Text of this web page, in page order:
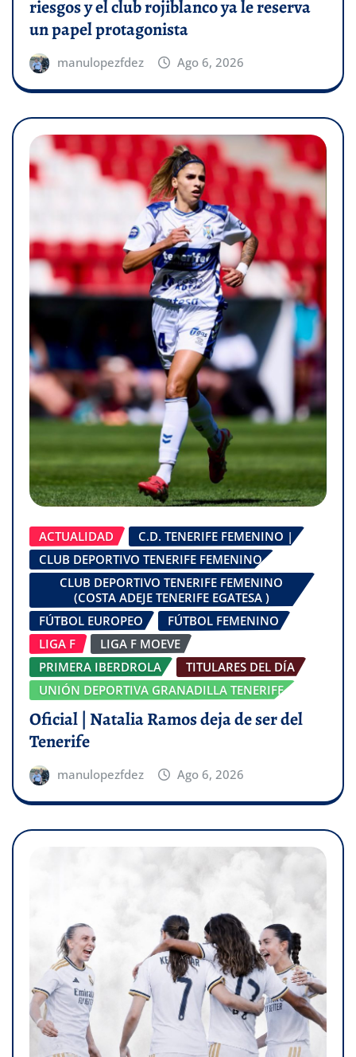
riesgos y el club rojiblanco ya le reserva
un papel protagonista
manulopezfdez Ago 6, 2026
ACTUALIDAD
C.D. TENERIFE FEMENINO |
CLUB DEPORTIVO TENERIFE FEMENINO
CLUB DEPORTIVO TENERIFE FEMENINO
(COSTA ADEJE TENERIFE EGATESA )
FÚTBOL EUROPEO
FÚTBOL FEMENINO
LIGA F
LIGA F MOEVE
PRIMERA IBERDROLA
TITULARES DEL DÍA
UNIÓN DEPORTIVA GRANADILLA TENERIFE
Oficial | Natalia Ramos deja de ser del
Tenerife
manulopezfdez Ago 6, 2026